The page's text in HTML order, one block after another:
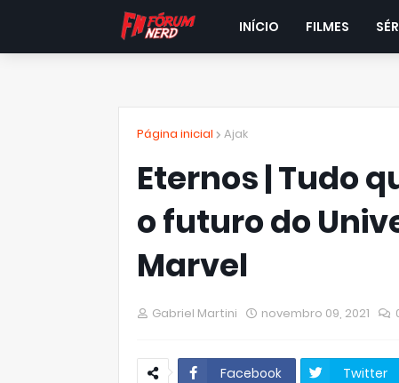
INÍCIO FILMES
Página inicial Ajak
Eternos | Tudo
o futuro do
Marvel
Gabriel Martini novembro 09, 2021
Facebook Twitter